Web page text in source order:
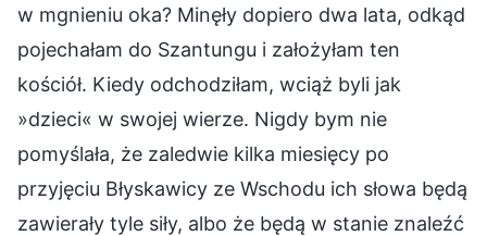
w mgnieniu oka? Minęły dopiero dwa lata, odkąd
pojechałam do Szantungu i założyłam ten
kościół. Kiedy odchodziłam, wciąż byli jak
»dzieci« w swojej wierze. Nigdy bym nie
pomyślała, że zaledwie kilka miesięcy po
przyjęciu Błyskawicy ze Wschodu ich słowa będą
zawierały tyle siły, albo że będą w stanie znaleźć